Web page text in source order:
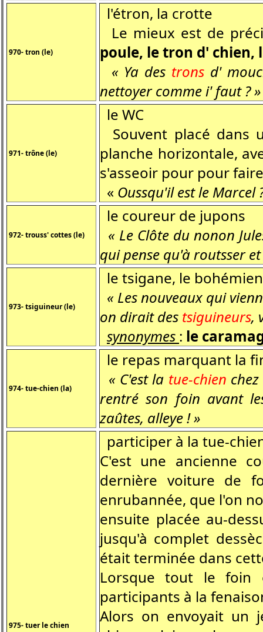
970- tron (le)
l'étron, la crotte
Le mieux est de
poule, le tron d' chien,
« Ya des trons d'
nettoyer comme i' faut ? »
971- trône (le)
le WC
Souvent placé dans
planche horizontale,
s'asseoir pour pour
« Oussqu'il est le Marcel
972- trouss' cottes (le)
le coureur de jupons
« Le Clôte du nonon
qui pense qu'à routsser
973- tsiguineur (le)
le tsigane, le bohémien
« Les nouveaux qui
on dirait des tsiguineurs,
synonymes : le
974- tue-chien (la)
le repas marquant la
« C'est la tue-chien
rentré son foin avant
zaûtes, alleye ! »
975- tuer le chien
participer à la tue-
C'est une ancienne
dernière voiture de
enrubannée, que l'on
ensuite placée au-
jusqu'à complet
était terminée dans
Lorsque tout le foin
participants à la
Alors on envoyait un